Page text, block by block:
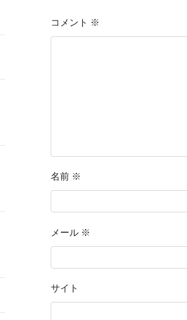
コメント ※
名前 ※
メール ※
サイト